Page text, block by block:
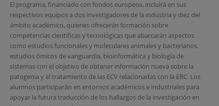
El programa, financiado con fondos europeos, incluirá en sus
respectivos equipos a dos investigadores de la industria y diez del
ámbito académico, quienes ofrecerán formación sobre
competencias científicas y tecnológicas que abarcarán aspectos
como estudios funcionales y moleculares animales y bacterianos,
estudios ómicos de vanguardia, bioinformática y biología de
sistemas con el objetivo de obtener información nueva sobre la
patogenia y el tratamiento de las ECV relacionadas con la ERC. Los
alumnos participarán en entornos académicos e industriales para
apoyar la futura traducción de los hallazgos de la investigación en